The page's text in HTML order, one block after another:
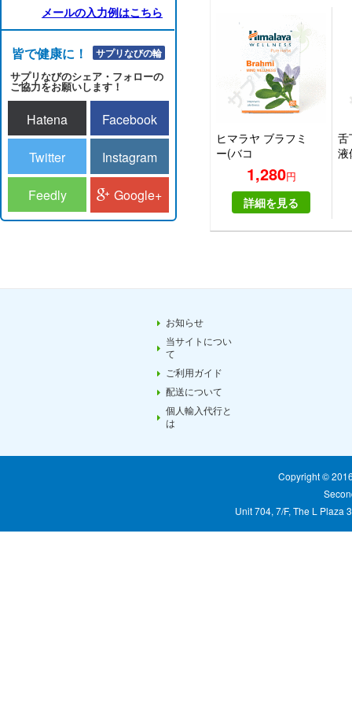
メールの入力例はこちら
皆で健康に！！サプリなびの輪
サプリなびのシェア・フォローの
ご協力をお願いします！
Hatena Facebook
Twitter Instagram
Feedly Google+
ヒマラヤ ブラフミ
ー(バコ
パ)|HIMALAYA
BRAHMI1,280円
詳細を見る
舌
液
お知らせ
当サイトについ
て
ご利用ガイド
配送について
個人輸入代行と
は
Copyright ©
Unit 704, 7/F, The L Plaza